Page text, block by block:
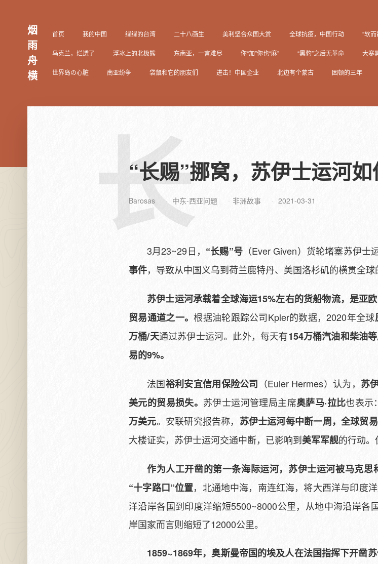
烟
雨
舟
横
首页 我的中国 绿绿的台湾 二十八画生 美利坚合众国大赏 全球抗疫，中国行动 “软
乌克兰，烂透了 浮冰上的北极熊 东南亚，一言难尽 你“加”你也“麻” “黑豹”之后无革命 大寒
世界岛の心脏 南亚纷争 袋鼠和它的朋友们 进击！中国企业 北边有个蒙古 困顿的三年
长
“长赐”挪窝，苏伊士运河如
Barosas 中东-西亚问题 非洲故事 2021-03-31
3月23~29日， “长赐”号 （Ever Given）货轮堵塞苏伊士
事件，导致从中国义乌到荷兰鹿特丹、美国洛杉矶的横贯全球
苏伊士运河承载着全球海运15%左右的货船物流，是亚
贸易通道之一。根据油轮跟踪公司Kpler的数据，2020年全球
万桶/天通过苏伊士运河。此外，每天有154万桶汽油和柴油
易的9%。
法国裕利安宜信用保险公司 （Euler Hermes）认为， 苏
美元的贸易损失。 苏伊士运河管理局主席奥萨马·拉比也表示
万美元。安联研究报告称， 苏伊士运河每中断一周，全球贸
大楼证实，苏伊士运河交通中断，已影响到美军军舰的行动。
作为人工开凿的第一条海际运河，苏伊士运河被马克
“十字路口”位置，北通地中海，南连红海，将大西洋与印度
洋沿岸各国到印度洋缩短5500~8000公里，从地中海沿岸各
岸国家而言则缩短了12000公里。
1859~1869年，奥斯曼帝国的埃及人在法国指挥下开凿